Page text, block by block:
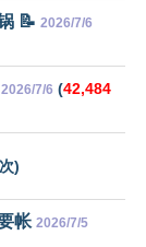
📝 2026/7/6
2026/7/6 (42,484
次)
帐 2026/7/5